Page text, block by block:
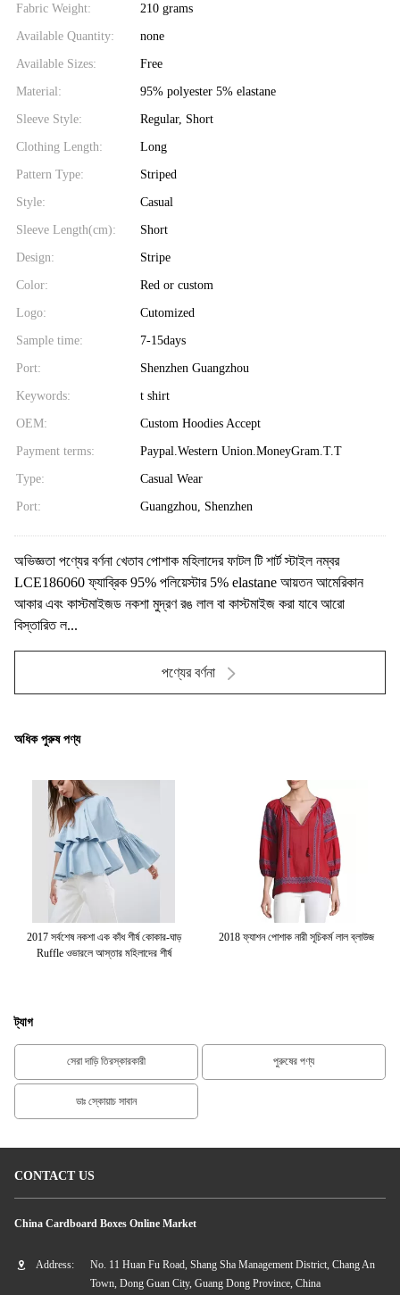
Fabric Weight: 210 grams
Available Quantity: none
Available Sizes: Free
Material: 95% polyester 5% elastane
Sleeve Style: Regular, Short
Clothing Length: Long
Pattern Type: Striped
Style: Casual
Sleeve Length(cm): Short
Design: Stripe
Color: Red or custom
Logo: Cutomized
Sample time: 7-15days
Port: Shenzhen Guangzhou
Keywords: t shirt
OEM: Custom Hoodies Accept
Payment terms: Paypal.Western Union.MoneyGram.T.T
Type: Casual Wear
Port: Guangzhou, Shenzhen
অভিজ্ঞতা পণ্যের বর্ণনা খেতাব পোশাক মহিলাদের ফাটল টি শার্ট স্টাইল নম্বর
LCE186060 ফ্যাব্রিক 95% পলিয়েস্টার 5% elastane আয়তন আমেরিকান
আকার এবং কাস্টমাইজড নকশা মুদ্রণ রঙ লাল বা কাস্টমাইজ করা যাবে আরো
বিস্তারিত ল...
পণ্যের বর্ণনা
অধিক পুরুষ পণ্য
2017 সর্বশেষ নকশা এক কাঁধ শীর্ষ কোকার-ঘাড়
Ruffle ওভারলে আস্তার মহিলাদের শীর্ষ
2018 ফ্যাশন পোশাক নারী সূচিকর্ম লাল ব্লাউজ
ট্যাগ
সেরা দাড়ি তিরস্কারকারী পুরুষের পণ্য
ডাঃ স্কোয়াচ সাবান
CONTACT US
China Cardboard Boxes Online Market
Address:
No. 11 Huan Fu Road, Shang Sha Management District, Chang An
Town, Dong Guan City, Guang Dong Province, China